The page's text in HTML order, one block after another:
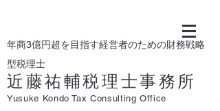
年商3億円超を目指す経営者のための財務戦略
型税理士
近藤祐輔税理士事務所
Yusuke Kondo Tax Consulting Office